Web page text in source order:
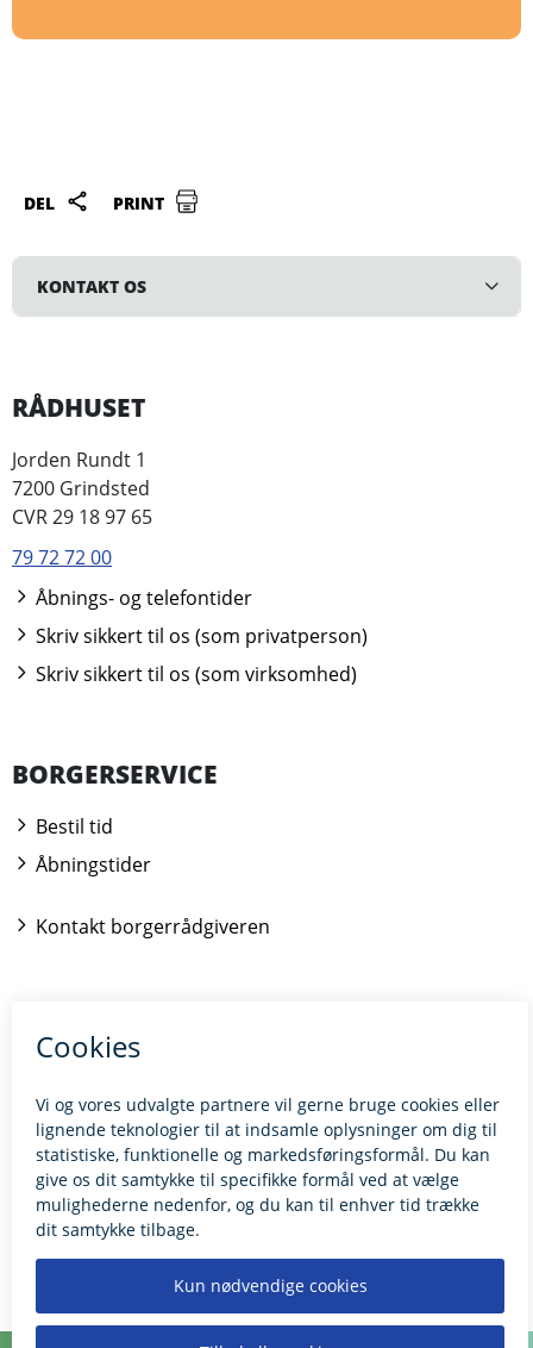
DEL PRINT
KONTAKT OS
RÅDHUSET
Jorden Rundt 1
7200 Grindsted
CVR 29 18 97 65
79 72 72 00
Åbnings- og telefontider
Skriv sikkert til os (som privatperson)
Skriv sikkert til os (som virksomhed)
BORGERSERVICE
Bestil tid
Åbningstider
Kontakt borgerrådgiveren
Giv feedback til hjemmesiden